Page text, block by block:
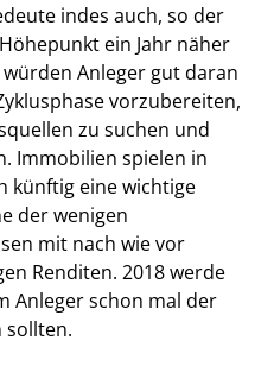
indes auch, so der
ein Jahr näher
Anleger gut daran
vorzubereiten,
zu suchen und
Immobilien spielen in
künftig eine wichtige
der wenigen
mit nach wie vor
Renditen. 2018 werde
Anleger schon mal der
sollten.